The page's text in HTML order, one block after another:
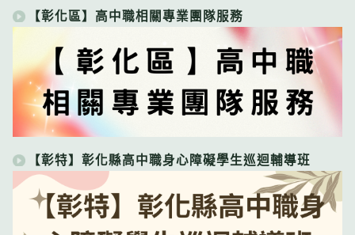
【彰化區】高中職相關專業團隊服務
【彰特】彰化縣高中職身心障礙學生巡迴輔導班